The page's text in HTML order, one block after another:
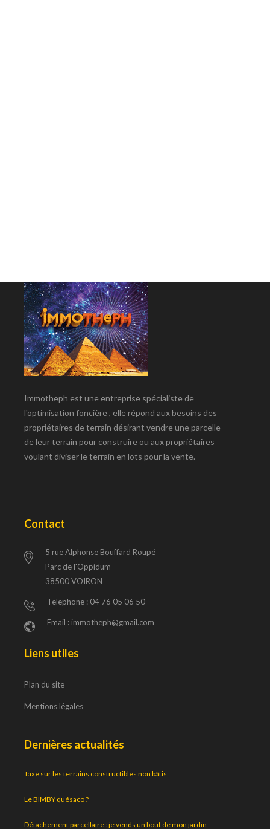
Immotheph est une entreprise spécialiste de
l'optimisation foncière , elle répond aux besoins des
propriétaires de terrain désirant vendre une parcelle
de leur terrain pour construire ou aux propriétaires
voulant diviser le terrain en lots pour la vente.
Contact
5 rue Alphonse Bouffard Roupé
Parc de l'Oppidum
38500 VOIRON
Telephone : 04 76 05 06 50
Email : immotheph@gmail.com
Liens utiles
Plan du site
Mentions légales
Dernières actualités
Taxe sur les terrains constructibles non bâtis
Le BIMBY quésaco ?
Détachement parcellaire : je vends un bout de mon jardin